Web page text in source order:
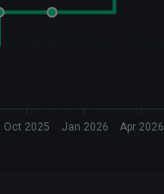
Oct 2025 Jan 2026 Apr 2026